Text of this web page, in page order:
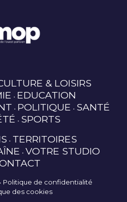
& LOISIRS
EDUCATION
POLITIQUE SANTÉ
SPORTS
TERRITOIRES
VOTRE STUDIO
Politique de confidentialité
des cookies